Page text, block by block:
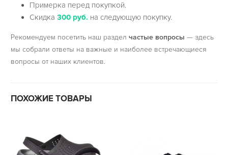
Примерка перед покупкой.
Скидка300 руб. на следующую покупку.
Рекомендуем посетить наш раздел частые вопросы — здесь
мы собрали ответы на важные и наиболее встречающиеся
вопросы от наших клиентов.
ПОХОЖИЕ ТОВАРЫ